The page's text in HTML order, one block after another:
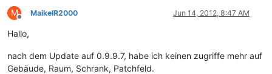
M
Offline
MaikelR2000 Jun 14, 2012, 8:47 AM
Hallo,
nach dem Update auf 0.9.9.7, habe ich keinen zugriffe mehr auf
Gebäude, Raum, Schrank, Patchfeld.